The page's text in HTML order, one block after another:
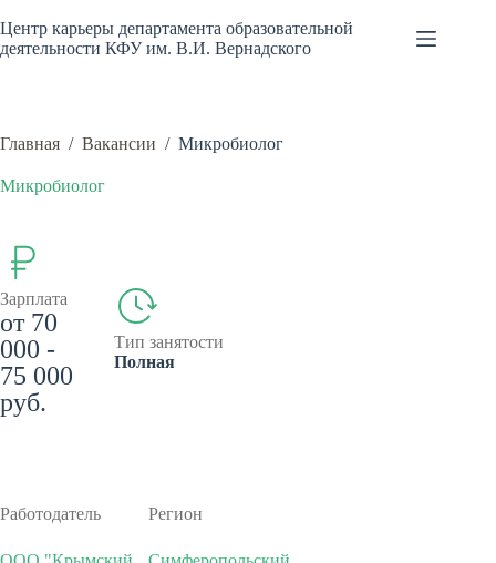
к
сути
Центр карьеры департамента образовательной
деятельности КФУ им. В.И. Вернадского
Главная / Вакансии / Микробиолог
Микробиолог
Зарплата
от 70
000 -
75 000
руб.
Тип занятости
Полная
Работодатель Регион